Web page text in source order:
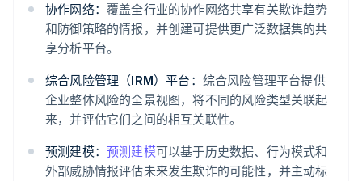
协作网络： 覆盖全行业的协作网络共享有关欺诈趋势
和防御策略的情报，并创建可提供更广泛数据集的共
享分析平台。
综合风险管理（IRM）平台： 综合风险管理平台提供
企业整体风险的全景视图，将不同的风险类型关联起
来，并评估它们之间的相互关联性。
预测建模： 预测建模可以基于历史数据、行为模式和
外部威胁情报评估未来发生欺诈的可能性，并主动标